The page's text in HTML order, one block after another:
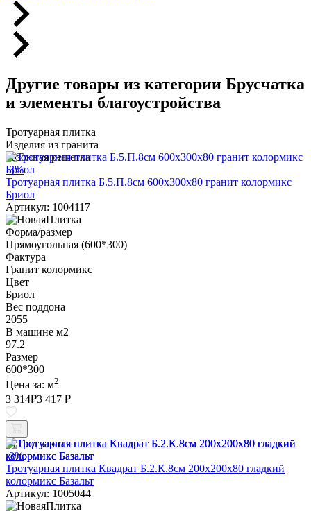
Другие товары из категории Брусчатка
и элементы благоустройства
Тротуарная плитка
Изделия из гранита
Газонная решетка
-3%
Тротуарная плитка Б.5.П.8см 600х300х80 гранит колормикс
Бриол
Артикул: 1004117
Форма/размер
Прямоугольная (600*300)
Фактура
Гранит колормикс
Цвет
Бриол
Вес поддона
2055
В машине м2
97.2
Размер
600*300
Цена за: м2
3 314₽3 417 ₽
Под заказ
-3%
Тротуарная плитка Квадрат Б.2.К.8см 200х200х80 гладкий
колормикс Базальт
Артикул: 1005044